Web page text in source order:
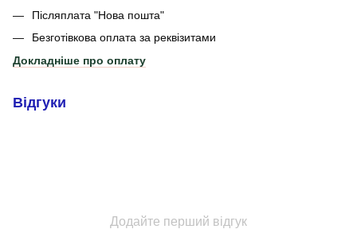
Післяплата "Нова пошта"
Безготівкова оплата за реквізитами
Докладніше про оплату
Відгуки
Додайте перший відгук